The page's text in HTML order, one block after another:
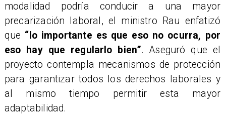
modalidad podría conducir a una mayor
precarización laboral, el ministro Rau enfatizó
que “lo importante es que eso no ocurra, por
eso hay que regularlo bien”. Aseguró que el
proyecto contempla mecanismos de protección
para garantizar todos los derechos laborales y
al mismo tiempo permitir esta mayor
adaptabilidad.